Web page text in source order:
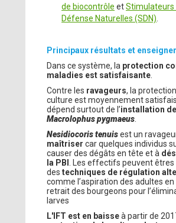
de biocontrôle etStimulateurs
Défense Naturelles (SDN)
Principaux résultats et
Dans ce système, la protection
maladies est satisfaisante
Contre les ravageurs, la
culture est moyennement
dépend surtout de l’installation de
Macrolophus pygmaeus
Nesidiocoris tenuisest un
maîtriser car quelques individus
causer des dégâts en tête et à
la PBI
. Les effectifs peuvent
destechniques de régulation
comme l’aspiration des adultes
retrait des bourgeons pour
larves
L'IFT est en baisseà partir de